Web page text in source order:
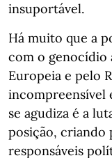
insuportável.
Há muito que a
com o genocídio
Europeia e pelo
incompreensível
se agudiza é a
posição, criando
responsáveis